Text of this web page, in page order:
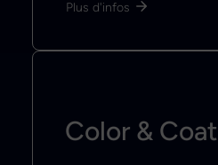
Plus d'infos
Color & Coat